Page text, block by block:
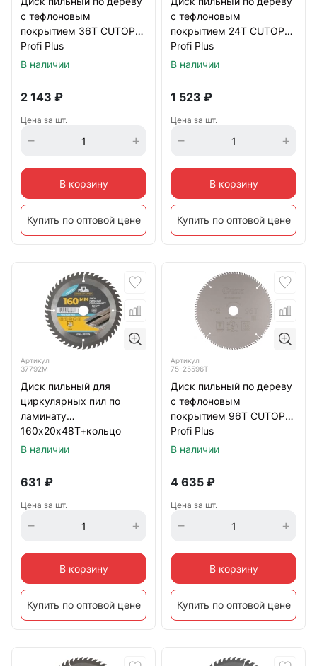
с тефлоновым
покрытием 36Т CUTOP
Profi Plus
210х1,5/2,2х32/30/25,4/20
В наличии
2 143 ₽
Цена за шт.
В корзину
Купить по оптовой цене
с тефлоновым
покрытием 24Т CUTOP
Profi Plus
190х1,5/2,2х30/25,4/20/16
В наличии
1 523 ₽
Цена за шт.
В корзину
Купить по оптовой цене
Артикул
37792М
Диск пильный для
циркулярных пил по
ламинату
160х20х48Т+кольцо
20/16 мм
В наличии
631 ₽
Цена за шт.
В корзину
Купить по оптовой цене
Артикул
75-25596Т
Диск пильный по дереву
с тефлоновым
покрытием 96Т CUTOP
Profi Plus
255х1,8/2,6х32/30/25,4/20
В наличии
4 635 ₽
Цена за шт.
В корзину
Купить по оптовой цене